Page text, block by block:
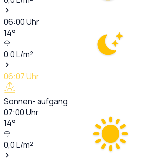
06:00Uhr
14°
0,0L/m²
06:07Uhr
Sonnen- aufgang
07:00Uhr
14°
0,0L/m²